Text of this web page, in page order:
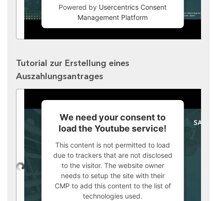
Powered by Usercentrics Consent
Management Platform
Tutorial zur Erstellung eines
Auszahlungsantrages
We need your consent to
load the Youtube service!
This content is not permitted to load
due to trackers that are not disclosed
to the visitor. The website owner
needs to setup the site with their
CMP to add this content to the list of
technologies used.